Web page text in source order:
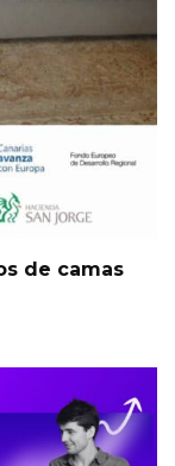
de camas